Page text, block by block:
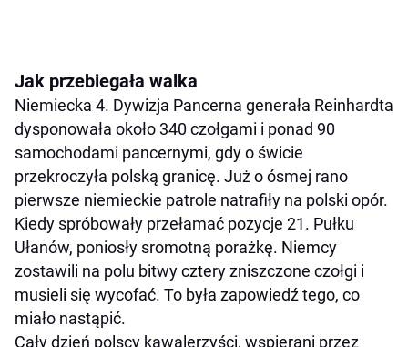
Jak przebiegała walka
Niemiecka 4. Dywizja Pancerna generała Reinhardta
dysponowała około 340 czołgami i ponad 90
samochodami pancernymi, gdy o świcie
przekroczyła polską granicę. Już o ósmej rano
pierwsze niemieckie patrole natrafiły na polski opór.
Kiedy spróbowały przełamać pozycje 21. Pułku
Ułanów, poniosły sromotną porażkę. Niemcy
zostawili na polu bitwy cztery zniszczone czołgi i
musieli się wycofać. To była zapowiedź tego, co
miało nastąpić.
Cały dzień polscy kawalerzyści, wspierani przez